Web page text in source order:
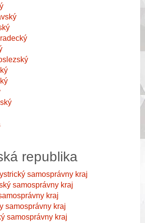
republika
samosprávny kraj
samosprávny kraj
kraj
samosprávny kraj
samosprávny kraj